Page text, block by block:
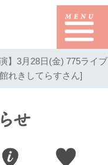
】3月28日(金) 775ライブ
れきしてらすさん]